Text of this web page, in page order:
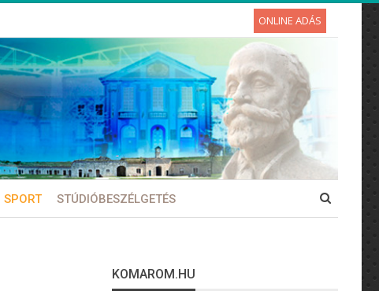
ONLINE ADÁS
SPORT STÚDIÓBESZÉLGETÉS
KOMAROM.HU